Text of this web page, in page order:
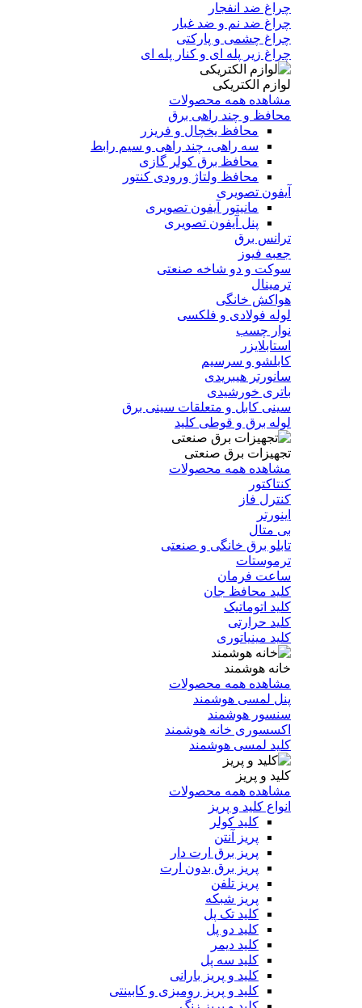
چراغ ضد انفجار
چراغ ضد نم و ضد غبار
چراغ چشمی و پارکتی
چراغ‌ زیر‌ پله‌ ای و کنار‌ پله‌ ای
لوازم الکتریکی
مشاهده همه محصولات
محافظ و چند راهی برق
محافظ یخچال و فریزر
سه راهی، چند راهی و سیم رابط
محافظ برق کولر گازی
محافظ ولتاژ ورودی کنتور
آیفون تصویری
مانیتور آیفون تصویری
پنل آیفون تصویری
ترانس برق
جعبه فیوز
سوکت و دو شاخه صنعتی
ترمینال
هواکش خانگی
لوله فولادی و فلکسی
نوار چسب
استابلایزر
کابلشو و سرسیم
سانورتر هیبریدی
باتری خورشیدی
سینی کابل و متعلقات سینی برق
لوله برق و قوطی کلید
تجهیزات برق صنعتی
مشاهده همه محصولات
کنتاکتور
کنترل فاز
اینورتر
بی متال
تابلو برق خانگی و صنعتی
ترموستات
ساعت فرمان
کلید محافظ جان
کلید اتوماتیک
کلید حرارتی
کلید مینیاتوری
خانه هوشمند
مشاهده همه محصولات
پنل لمسی هوشمند
سنسور هوشمند
اکسسوری خانه هوشمند
کلید لمسی هوشمند
کلید و پریز
مشاهده همه محصولات
انواع کلید و پریز
کلید کولر
پریز آنتن
پریز برق ارت دار
پریز برق بدون ارت
پریز تلفن
پریز شبکه
کلید تک پل
کلید دو پل
کلید دیمر
کلید سه پل
کلید و پریز بارانی
کلید و پریز رومیزی و کابینتی